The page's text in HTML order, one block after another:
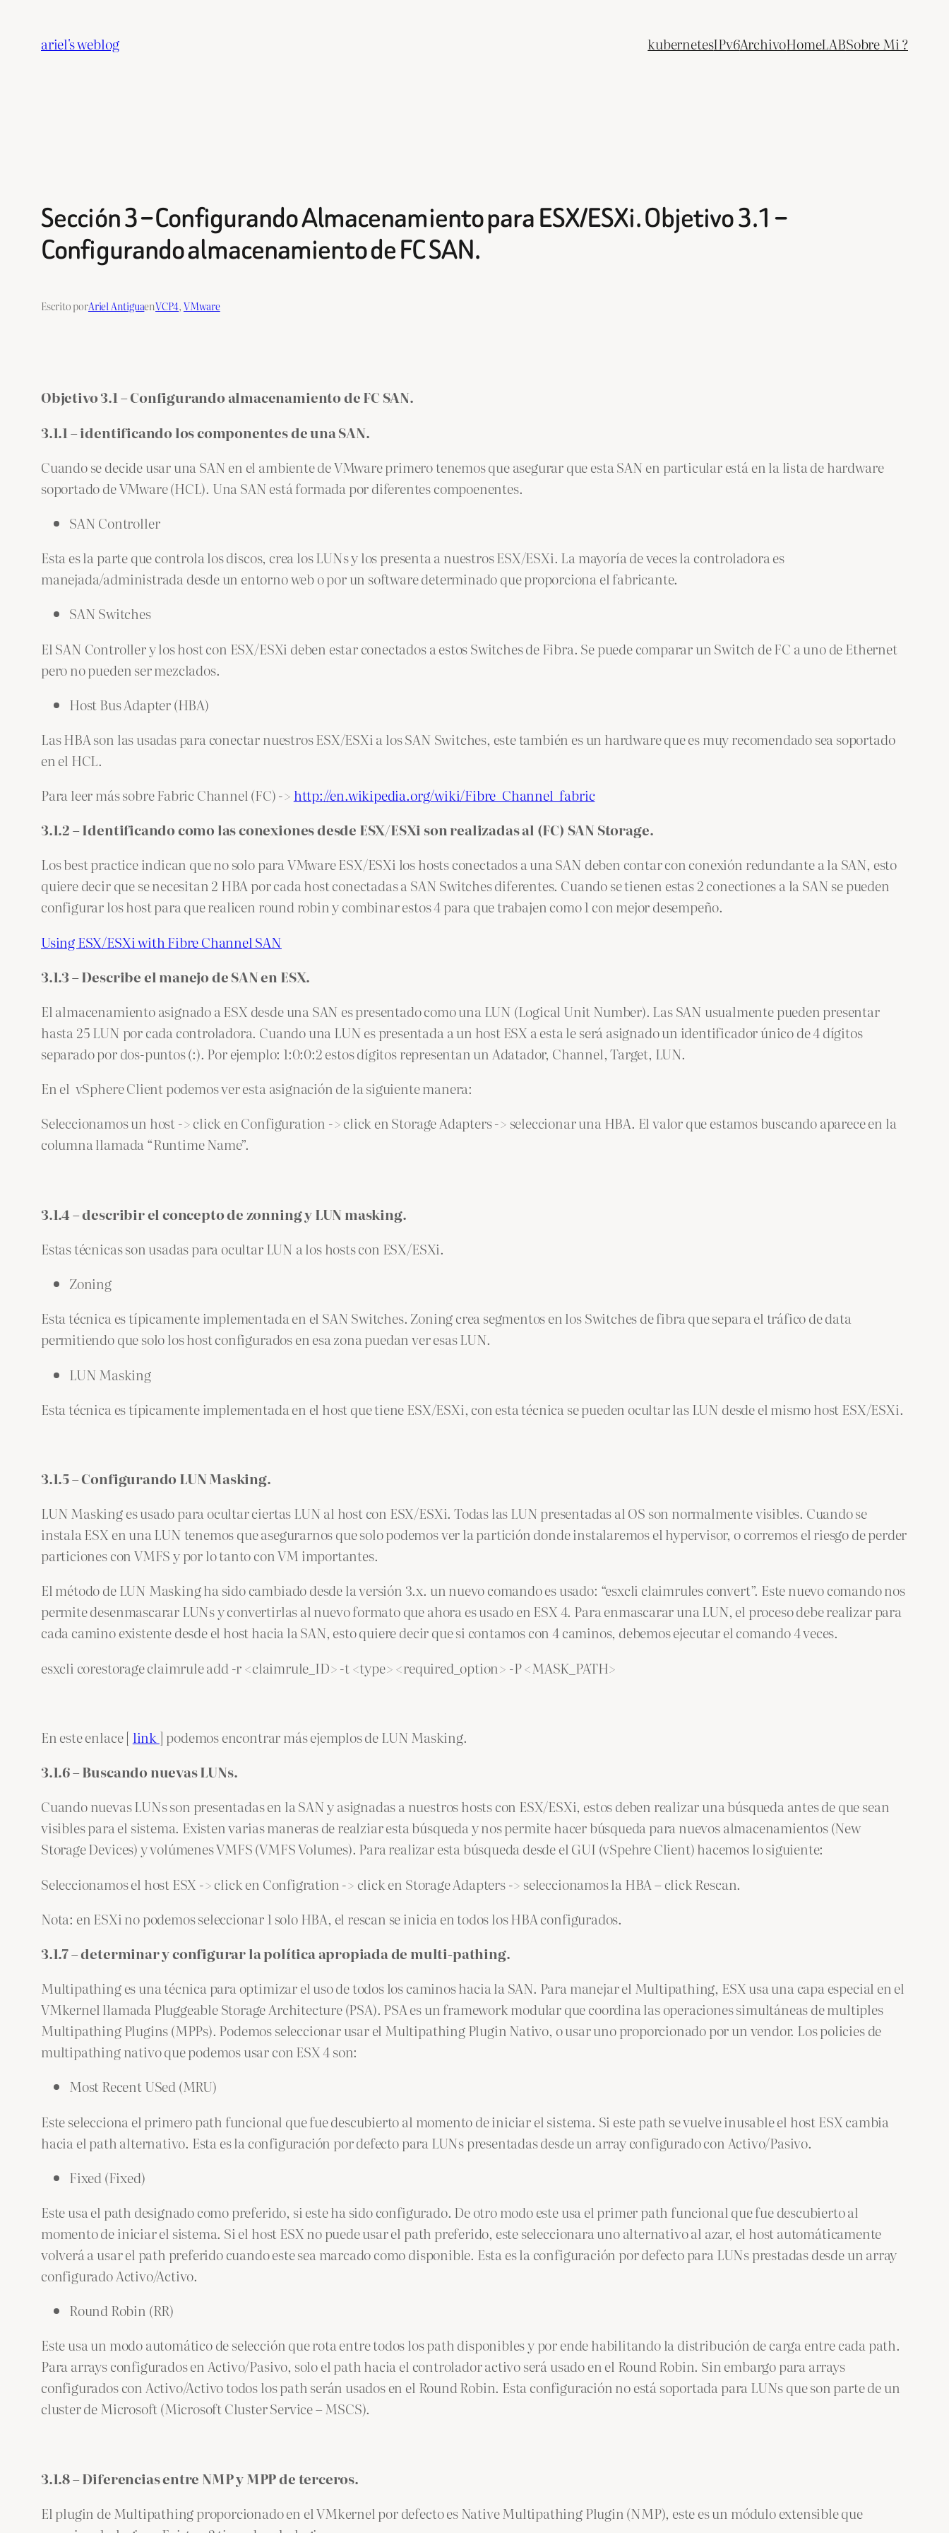
contenido
ariel's weblog kubernetesIPv6ArchivoHomeLABSobre Mi ?
Sección 3 – Configurando Almacenamiento para ESX/ESXi. Objetivo 3.1 –
Configurando almacenamiento de FC SAN.
Escrito porAriel AntiguaenVCP4, VMware
Objetivo 3.1 – Configurando almacenamiento de FC SAN.
3.1.1 – identificando los componentes de una SAN.
Cuando se decide usar una SAN en el ambiente de VMware primero tenemos que asegurar que esta SAN en particular está en la lista de hardware
soportado de VMware (HCL). Una SAN está formada por diferentes compoenentes.
SAN Controller
Esta es la parte que controla los discos, crea los LUNs y los presenta a nuestros ESX/ESXi. La mayoría de veces la controladora es
manejada/administrada desde un entorno web o por un software determinado que proporciona el fabricante.
SAN Switches
El SAN Controller y los host con ESX/ESXi deben estar conectados a estos Switches de Fibra. Se puede comparar un Switch de FC a uno de Ethernet
pero no pueden ser mezclados.
Host Bus Adapter (HBA)
Las HBA son las usadas para conectar nuestros ESX/ESXi a los SAN Switches, este también es un hardware que es muy recomendado sea soportado
en el HCL.
Para leer más sobre Fabric Channel (FC) ->http://en.wikipedia.org/wiki/Fibre_Channel_fabric
3.1.2 – Identificando como las conexiones desde ESX/ESXi son realizadas al (FC) SAN Storage.
Los best practice indican que no solo para VMware ESX/ESXi los hosts conectados a una SAN deben contar con conexión redundante a la SAN, esto
quiere decir que se necesitan 2 HBA por cada host conectadas a SAN Switches diferentes. Cuando se tienen estas 2 conectiones a la SAN se pueden
configurar los host para que realicen round robin y combinar estos 4 para que trabajen como 1 con mejor desempeño.
Using ESX/ESXi with Fibre Channel SAN
3.1.3 – Describe el manejo de SAN en ESX.
El almacenamiento asignado a ESX desde una SAN es presentado como una LUN (Logical Unit Number). Las SAN usualmente pueden presentar
hasta 25 LUN por cada controladora. Cuando una LUN es presentada a un host ESX a esta le será asignado un identificador único de 4 dígitos
separado por dos-puntos (:). Por ejemplo: 1:0:0:2 estos dígitos representan un Adatador, Channel, Target, LUN.
En el vSphere Client podemos ver esta asignación de la siguiente manera:
Seleccionamos un host -> click en Configuration -> click en Storage Adapters -> seleccionar una HBA. El valor que estamos buscando aparece en la
columna llamada “Runtime Name”.
3.1.4 – describir el concepto de zonning y LUN masking.
Estas técnicas son usadas para ocultar LUN a los hosts con ESX/ESXi.
Zoning
Esta técnica es típicamente implementada en el SAN Switches. Zoning crea segmentos en los Switches de fibra que separa el tráfico de data
permitiendo que solo los host configurados en esa zona puedan ver esas LUN.
LUN Masking
Esta técnica es típicamente implementada en el host que tiene ESX/ESXi, con esta técnica se pueden ocultar las LUN desde el mismo host ESX/ESXi.
3.1.5 – Configurando LUN Masking.
LUN Masking es usado para ocultar ciertas LUN al host con ESX/ESXi. Todas las LUN presentadas al OS son normalmente visibles. Cuando se
instala ESX en una LUN tenemos que asegurarnos que solo podemos ver la partición donde instalaremos el hypervisor, o corremos el riesgo de perder
particiones con VMFS y por lo tanto con VM importantes.
El método de LUN Masking ha sido cambiado desde la versión 3.x. un nuevo comando es usado: “esxcli claimrules convert”. Este nuevo comando nos
permite desenmascarar LUNs y convertirlas al nuevo formato que ahora es usado en ESX 4. Para enmascarar una LUN, el proceso debe realizar para
cada camino existente desde el host hacia la SAN, esto quiere decir que si contamos con 4 caminos, debemos ejecutar el comando 4 veces.
esxcli corestorage claimrule add -r <claimrule_ID> -t <type> <required_option> -P <MASK_PATH>
En este enlace [link] podemos encontrar más ejemplos de LUN Masking.
3.1.6 – Buscando nuevas LUNs.
Cuando nuevas LUNs son presentadas en la SAN y asignadas a nuestros hosts con ESX/ESXi, estos deben realizar una búsqueda antes de que sean
visibles para el sistema. Existen varias maneras de realziar esta búsqueda y nos permite hacer búsqueda para nuevos almacenamientos (New
Storage Devices) y volúmenes VMFS (VMFS Volumes). Para realizar esta búsqueda desde el GUI (vSpehre Client) hacemos lo siguiente:
Seleccionamos el host ESX -> click en Configration -> click en Storage Adapters -> seleccionamos la HBA – click Rescan.
Nota: en ESXi no podemos seleccionar 1 solo HBA, el rescan se inicia en todos los HBA configurados.
3.1.7 – determinar y configurar la política apropiada de multi-pathing.
Multipathing es una técnica para optimizar el uso de todos los caminos hacia la SAN. Para manejar el Multipathing, ESX usa una capa especial en el
VMkernel llamada Pluggeable Storage Architecture (PSA). PSA es un framework modular que coordina las operaciones simultáneas de multiples
Multipathing Plugins (MPPs). Podemos seleccionar usar el Multipathing Plugin Nativo, o usar uno proporcionado por un vendor. Los policies de
multipathing nativo que podemos usar con ESX 4 son:
Most Recent USed (MRU)
Este selecciona el primero path funcional que fue descubierto al momento de iniciar el sistema. Si este path se vuelve inusable el host ESX cambia
hacia el path alternativo. Esta es la configuración por defecto para LUNs presentadas desde un array configurado con Activo/Pasivo.
Fixed (Fixed)
Este usa el path designado como preferido, si este ha sido configurado. De otro modo este usa el primer path funcional que fue descubierto al
momento de iniciar el sistema. Si el host ESX no puede usar el path preferido, este seleccionara uno alternativo al azar, el host automáticamente
volverá a usar el path preferido cuando este sea marcado como disponible. Esta es la configuración por defecto para LUNs prestadas desde un array
configurado Activo/Activo.
Round Robin (RR)
Este usa un modo automático de selección que rota entre todos los path disponibles y por ende habilitando la distribución de carga entre cada path.
Para arrays configurados en Activo/Pasivo, solo el path hacia el controlador activo será usado en el Round Robin. Sin embargo para arrays
configurados con Activo/Activo todos los path serán usados en el Round Robin. Esta configuración no está soportada para LUNs que son parte de un
cluster de Microsoft (Microsoft Cluster Service – MSCS).
3.1.8 – Diferencias entre NMP y MPP de terceros.
El plugin de Multipathing proporcionado en el VMkernel por defecto es Native Multipathing Plugin (NMP), este es un módulo extensible que